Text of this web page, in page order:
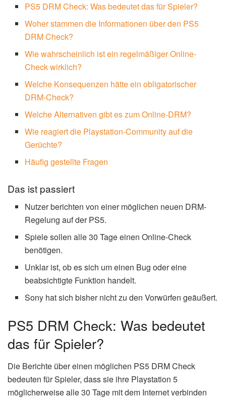
PS5 DRM Check: Was bedeutet das für Spieler?
Woher stammen die Informationen über den PS5
DRM Check?
Wie wahrscheinlich ist ein regelmäßiger Online-
Check wirklich?
Welche Konsequenzen hätte ein obligatorischer
DRM-Check?
Welche Alternativen gibt es zum Online-DRM?
Wie reagiert die Playstation-Community auf die
Gerüchte?
Häufig gestellte Fragen
Das ist passiert
Nutzer berichten von einer möglichen neuen DRM-
Regelung auf der PS5.
Spiele sollen alle 30 Tage einen Online-Check
benötigen.
Unklar ist, ob es sich um einen Bug oder eine
beabsichtigte Funktion handelt.
Sony hat sich bisher nicht zu den Vorwürfen geäußert.
PS5 DRM Check: Was bedeutet
das für Spieler?
Die Berichte über einen möglichen PS5 DRM Check
bedeuten für Spieler, dass sie ihre Playstation 5
möglicherweise alle 30 Tage mit dem Internet verbinden